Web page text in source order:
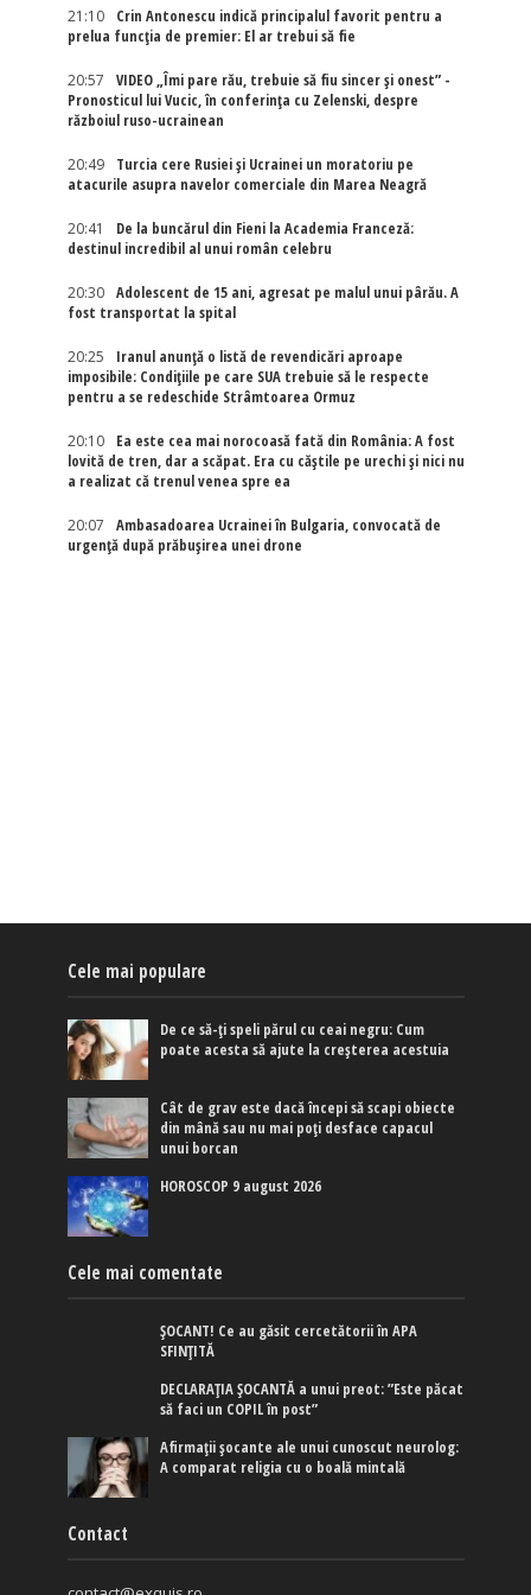
21:10
Crin Antonescu indică principalul favorit pentru a
prelua funcția de premier: El ar trebui să fie
20:57
VIDEO „Îmi pare rău, trebuie să fiu sincer și onest” -
Pronosticul lui Vucic, în conferința cu Zelenski, despre
războiul ruso-ucrainean
20:49
Turcia cere Rusiei și Ucrainei un moratoriu pe
atacurile asupra navelor comerciale din Marea Neagră
20:41
De la buncărul din Fieni la Academia Franceză:
destinul incredibil al unui român celebru
20:30
Adolescent de 15 ani, agresat pe malul unui pârău. A
fost transportat la spital
20:25
Iranul anunță o listă de revendicări aproape
imposibile: Condițiile pe care SUA trebuie să le respecte
pentru a se redeschide Strâmtoarea Ormuz
20:10
Ea este cea mai norocoasă fată din România: A fost
lovită de tren, dar a scăpat. Era cu căștile pe urechi și nici nu
a realizat că trenul venea spre ea
20:07
Ambasadoarea Ucrainei în Bulgaria, convocată de
urgență după prăbușirea unei drone
Cele mai populare
De ce să-ți speli părul cu ceai negru: Cum
poate acesta să ajute la creșterea acestuia
Cât de grav este dacă începi să scapi obiecte
din mână sau nu mai poți desface capacul
unui borcan
HOROSCOP 9 august 2026
Cele mai comentate
ȘOCANT! Ce au găsit cercetătorii în APA
SFINȚITĂ
DECLARAȚIA ȘOCANTĂ a unui preot: ”Este păcat
să faci un COPIL în post”
Afirmaţii şocante ale unui cunoscut neurolog:
A comparat religia cu o boală mintală
Contact